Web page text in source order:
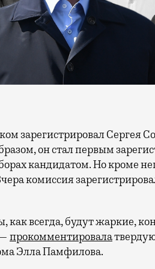
он стал первым
кандидатом. Но кроме
комиссия
как всегда, будут жаркие,
прокомментировала
Элла Памфилова.